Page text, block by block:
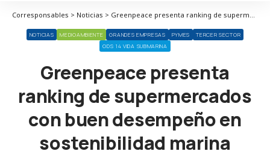
Corresponsables > Noticias > Greenpeace presenta ranking de supermercados con buen desempeño en sostenibilidad marina
NOTICIAS MEDIOAMBIENTE GRANDES EMPRESAS PYMES
TERCER SECTOR
ODS 14 VIDA SUBMARINA
Greenpeace presenta
ranking de supermercados
con buen desempeño en
sostenibilidad marina